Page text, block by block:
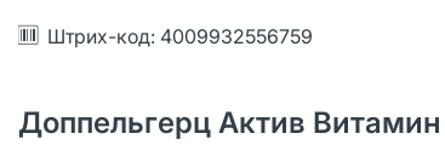
Штрих-код: 4009932556759
Доппельгерц Актив